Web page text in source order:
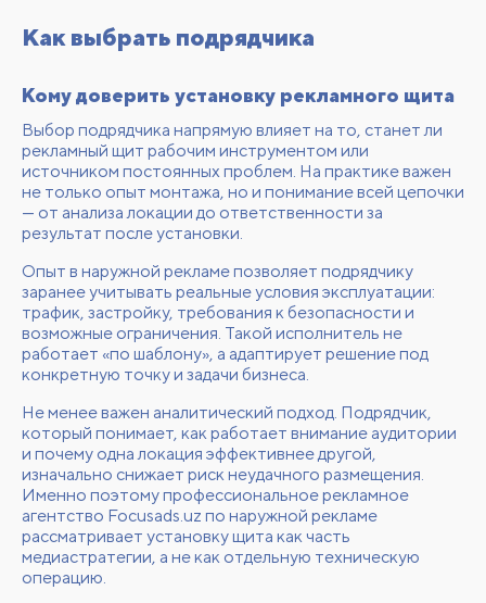
Как выбрать подрядчика
Кому доверить установку рекламного щита
Выбор подрядчика напрямую влияет на то, станет ли
рекламный щит рабочим инструментом или
источником постоянных проблем. На практике важен
не только опыт монтажа, но и понимание всей цепочки
— от анализа локации до ответственности за
результат после установки.
Опыт в наружной рекламе позволяет подрядчику
заранее учитывать реальные условия эксплуатации:
трафик, застройку, требования к безопасности и
возможные ограничения. Такой исполнитель не
работает «по шаблону», а адаптирует решение под
конкретную точку и задачи бизнеса.
Не менее важен аналитический подход. Подрядчик,
который понимает, как работает внимание аудитории
и почему одна локация эффективнее другой,
изначально снижает риск неудачного размещения.
Именно поэтому профессиональноерекламное
агентство Focusads.uz по наружной рекламе
рассматривает установку щита как часть
медиастратегии, а не как отдельную техническую
операцию.